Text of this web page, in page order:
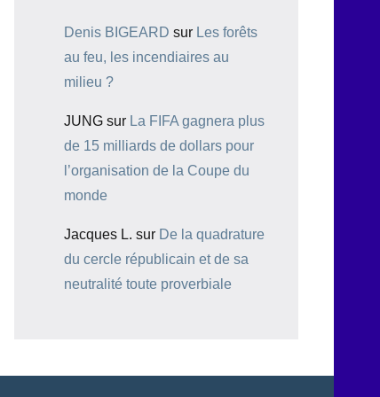
Denis BIGEARD sur Les forêts
au feu, les incendiaires au
milieu ?
JUNG sur La FIFA gagnera plus
de 15 milliards de dollars pour
l’organisation de la Coupe du
monde
Jacques L. sur De la quadrature
du cercle républicain et de sa
neutralité toute proverbiale